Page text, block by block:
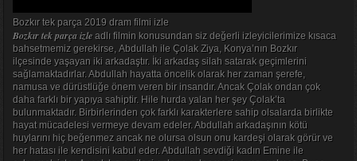
Bozkır tek parça 2019 dram filmi izle
Bozkır tek parça izleadlı filmin konusundan siz değerli izleyicilerimize kısaca
bahsetmemiz gerekirse, Abdullah ile Çolak Ziya, Konya’nın Bozkır
ilçesinde yaşayan iki arkadaştır. İki arkadaş silah satarak geçimlerini
sağlamaktadırlar. Abdullah hayatta öncelik olarak her zaman şerefe,
namusa ve dürüstlüğe önem veren bir insandır. Ancak Çolak ondan çok
daha farklı bir yapıya sahiptir. Hile hurda yalan her şey Çolak’ta
bulunmaktadır. Birbirlerinden çok farklı karakterlere sahip olsalarda birlikte
hayat mücadelesi vermeye devam edeler. Abdullah arkadaşının kötü
huylarını hiç beğenmez ancak ne olursa olsun onu kardeşi olarak görür ve
her hatası ile kendisini kabul eder. Abdullah sevdiği kadın Emine ile